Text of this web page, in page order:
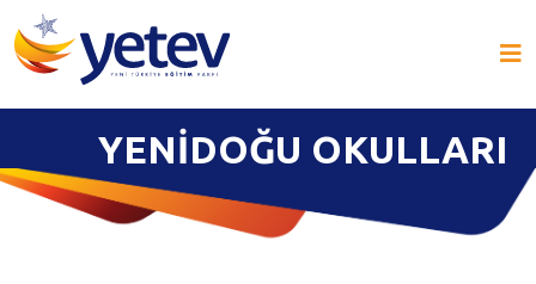
YENIDOĞU OKULLARI